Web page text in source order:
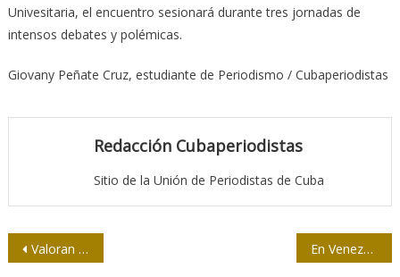
Univesitaria, el encuentro sesionará durante tres jornadas de
intensos debates y polémicas.
Giovany Peñate Cruz, estudiante de Periodismo / Cubaperiodistas
Redacción Cubaperiodistas
Sitio de la Unión de Periodistas de Cuba
Navegación
Valoran trascendencia de un periodismo económico de calidad en Cuba En Venezuela no pasarán ni la CNN, ni la banda de Aznar, Felipe González y Trump